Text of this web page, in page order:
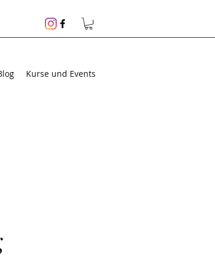
Kurse und Events